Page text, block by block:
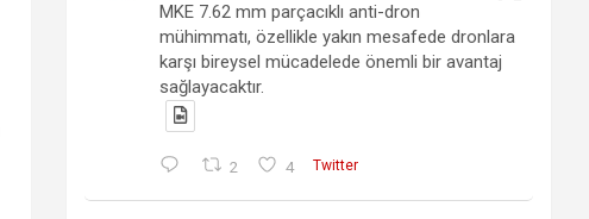
MKE 7.62 mm parçacıklı anti-dron
mühimmatı, özellikle yakın mesafede dronlara
karşı bireysel mücadelede önemli bir avantaj
sağlayacaktır.
2 4 Twitter